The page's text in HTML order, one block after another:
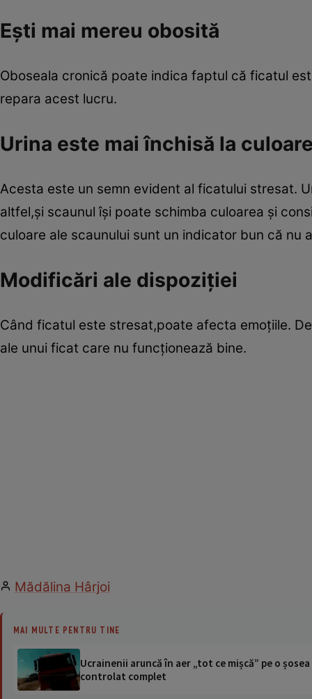
Eşti mai mereu obosită
Oboseala cronică poate indica faptul că ficatul
repara acest lucru.
Urina este mai închisă la
Acesta este un semn evident al ficatului stresat.
altfel,şi scaunul îşi poate schimba culoarea şi
culoare ale scaunului sunt un indicator bun că nu
Modificări ale dispoziţiei
Când ficatul este stresat,poate afecta emoţiile.
ale unui ficat care nu funcţionează bine.
Mădălina Hârjoi
MAI MULTE PENTRU TINE
Ucrainenii aruncă în aer „tot ce mișcă” pe o
controlat complet